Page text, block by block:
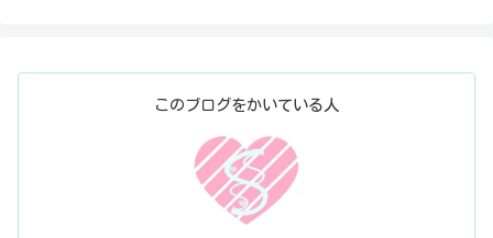
このブログをかいている人